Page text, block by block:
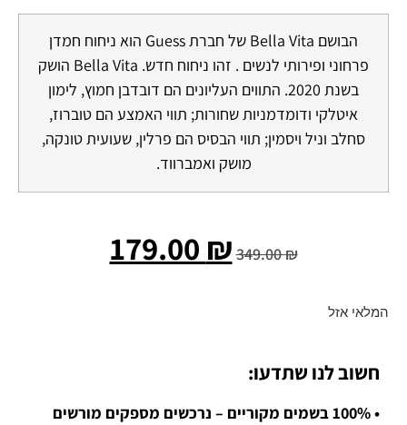
הבושם Bella Vita של חברת Guess הוא ניחוח חמדן
פרחוני ופירותי לנשים . זהו ניחוח חדש. Bella Vita הושק
בשנת 2020. התווים העליונים הם דובדבן חמוץ, לימון
איטלקי ודומדמניות שחורות; תווי האמצע הם טוברוז,
סחלב וניל ויסמין; תווי הבסיס הם פרלין, שעועית טונקה,
מושק ואמברווד.
349.00₪
179.00 ₪
המלאי אזל
חשוב לנו שתדעו:
• 100% בשמים מקוריים – נרכשים מספקים מורשים